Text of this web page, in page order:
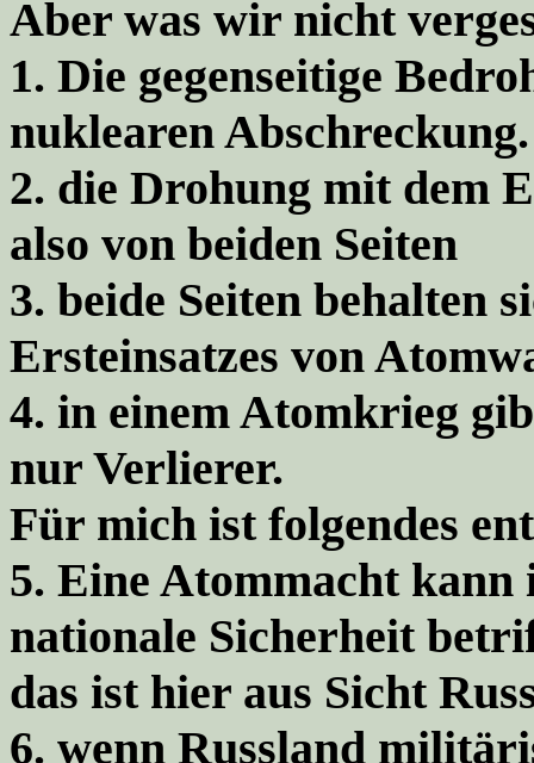
Aber was wir nicht
1. Die gegenseitige
nuklearen Abschreckung.
2. die Drohung mit dem
also von beiden Seiten
3. beide Seiten behalten
Ersteinsatzes von
4. in einem Atomkrieg
nur Verlierer.
Für mich ist folgendes
5. Eine Atommacht
nationale Sicherheit
das ist hier aus Sicht
6. wenn Russland